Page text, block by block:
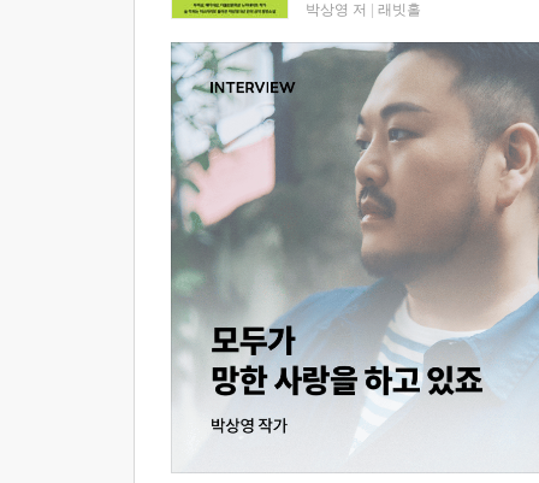
박상영 저 래빗홀